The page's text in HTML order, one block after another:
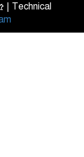
করলেন
| Technical